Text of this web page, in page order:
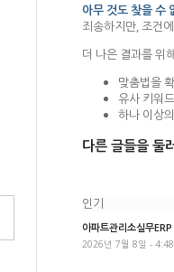
아무 것도 찾을 수
죄송하지만, 조건
더 나은 결과를 위
맞춤법을
유사 키워
하나 이상
다른 글들을 둘
인기
아파트관리소실무
2026년 7월 8일 -